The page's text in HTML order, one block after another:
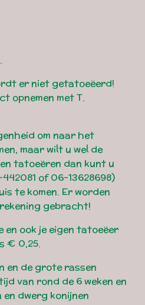
er niet getatoeëerd!
opnemen met T.
om naar het
maar wilt u wel de
tatoeëren dan kunt u
of 06-13628698)
te komen. Er worden
gebracht!
en ook je eigen tatoeëer
€ 0,25.
en de grote rassen
van rond de 6 weken en
en dwerg konijnen